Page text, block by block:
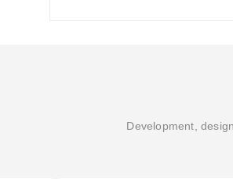
Development,